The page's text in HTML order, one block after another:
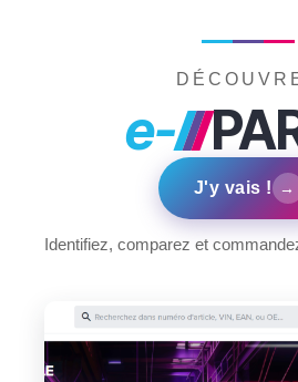
e-
J'y vais ! →
Identifiez, comparez et